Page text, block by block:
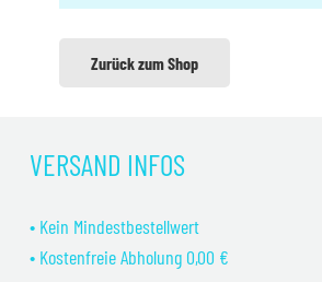
Zurück zum Shop
VERSAND INFOS
• Kein Mindestbestellwert
• Kostenfreie Abholung 0,00 €